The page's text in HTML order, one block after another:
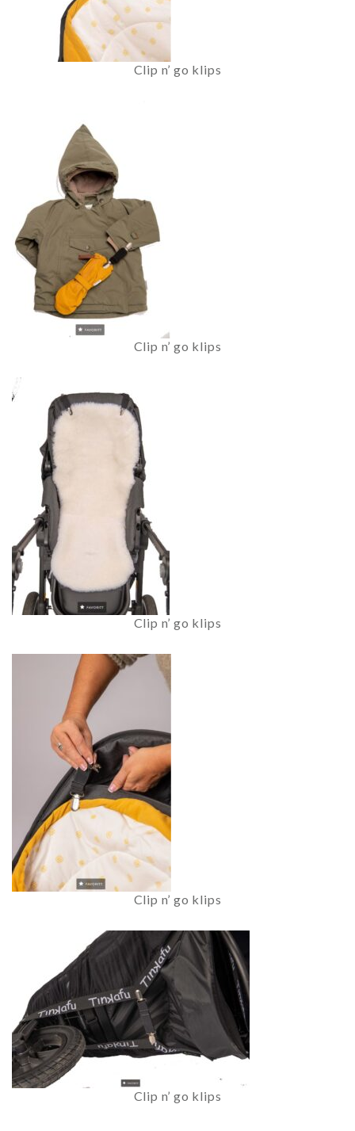
Clip n’ go klips
Clip n’ go klips
Clip n’ go klips
Clip n’ go klips
Clip n’ go klips